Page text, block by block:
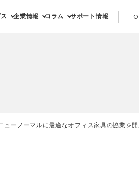
企業情報 コラム サポート情報
ーノーマルに最適なオフィス家具の協業を